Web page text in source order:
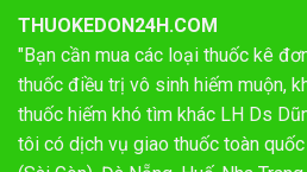
THUOKEDON24H.COM
"Bạn cần mua các loại thuốc kê
thuốc điều trị vô sinh hiếm muộn,
thuốc hiếm khó tìm khác LH Ds
tôi có dịch vụ giao thuốc toàn